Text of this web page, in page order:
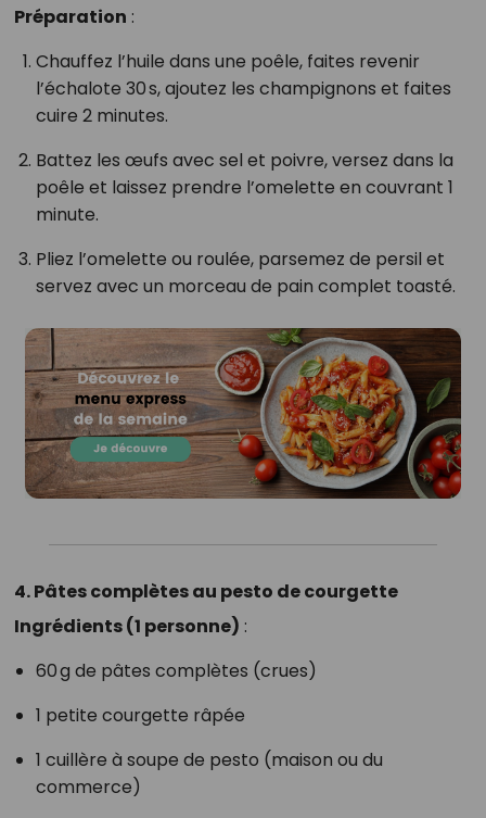
Préparation :
Chauffez l’huile dans une poêle, faites revenir
l’échalote 30 s, ajoutez les champignons et faites
cuire 2 minutes.
Battez les œufs avec sel et poivre, versez dans la
poêle et laissez prendre l’omelette en couvrant 1
minute.
Pliez l’omelette ou roulée, parsemez de persil et
servez avec un morceau de pain complet toasté.
4. Pâtes complètes au pesto de courgette
Ingrédients (1 personne) :
60 g de pâtes complètes (crues)
1 petite courgette râpée
1 cuillère à soupe de pesto (maison ou du
commerce)